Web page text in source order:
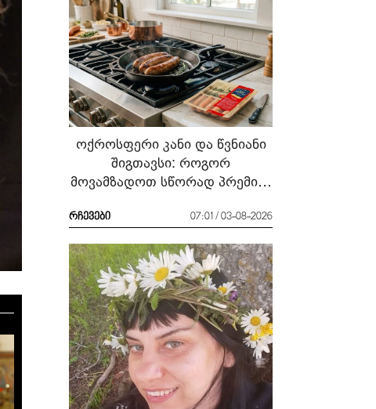
ოქროსფერი კანი და წვნიანი
შიგთავსი: როგორ
მოვამზადოთ სწორად პრემიუმ
„შეფმაისტერის“
რჩევები 07:01 / 03-08-2026